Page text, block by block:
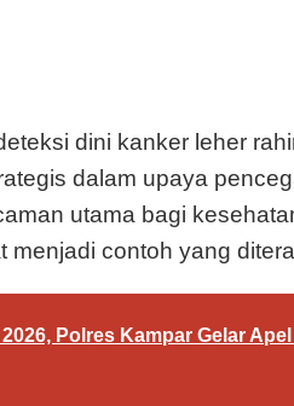
dini kanker leher
dalam upaya
utama bagi
menjadi contoh yang
Polres Kampar Gelar